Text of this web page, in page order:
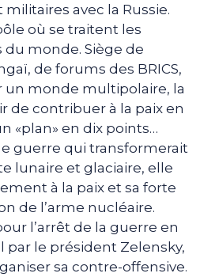
avec la Russie.
où se traitent les
monde. Siège de
de forums des BRICS,
un monde multipolaire, la
de contribuer à la paix en
«plan» en dix points…
guerre qui transformerait
lunaire et glaciaire, elle
à la paix et sa forte
de l’arme nucléaire.
l’arrêt de la guerre en
par le président Zelensky,
sa contre-offensive.